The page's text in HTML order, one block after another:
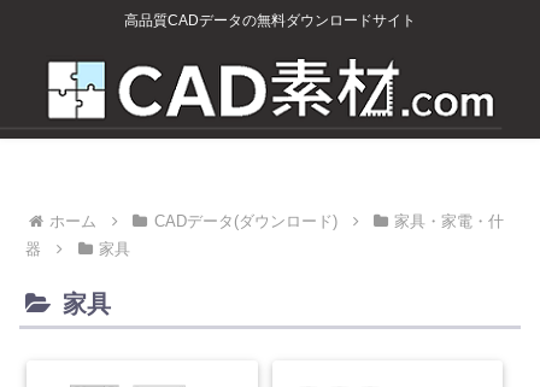
高品質CADデータの無料ダウンロードサイト
ホーム CADデータ(ダウンロード)
家具・家電・什
器
家具
家具